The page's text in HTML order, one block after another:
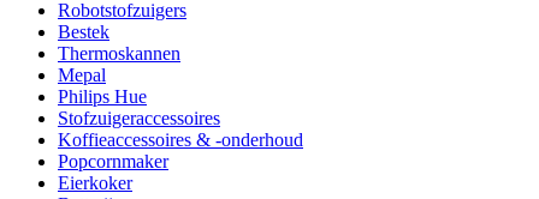
Robotstofzuigers
Bestek
Thermoskannen
Mepal
Philips Hue
Stofzuigeraccessoires
Koffieaccessoires & -onderhoud
Popcornmaker
Eierkoker